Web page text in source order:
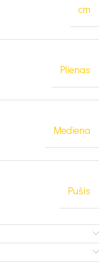
cm
Plienas
Mediena
Pušis